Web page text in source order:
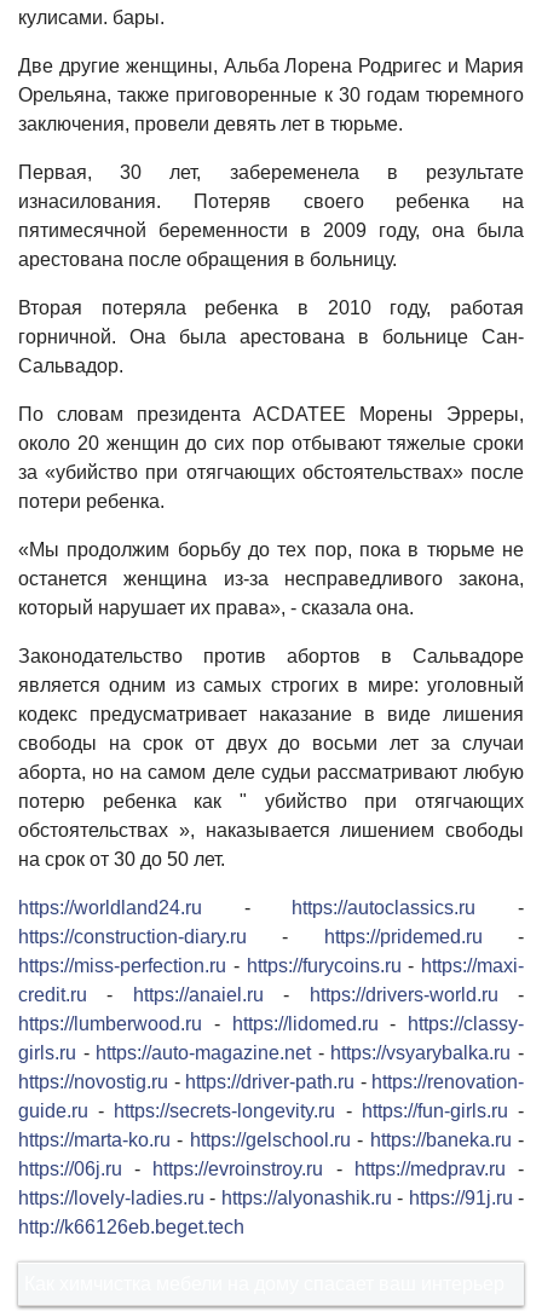
кулисами. бары.
Две другие женщины, Альба Лорена Родригес и Мария
Орельяна, также приговоренные к 30 годам тюремного
заключения, провели девять лет в тюрьме.
Первая, 30 лет, забеременела в результате
изнасилования. Потеряв своего ребенка на
пятимесячной беременности в 2009 году, она была
арестована после обращения в больницу.
Вторая потеряла ребенка в 2010 году, работая
горничной. Она была арестована в больнице Сан-
Сальвадор.
По словам президента ACDATEE Морены Эрреры,
около 20 женщин до сих пор отбывают тяжелые сроки
за «убийство при отягчающих обстоятельствах» после
потери ребенка.
«Мы продолжим борьбу до тех пор, пока в тюрьме не
останется женщина из-за несправедливого закона,
который нарушает их права», - сказала она.
Законодательство против абортов в Сальвадоре
является одним из самых строгих в мире: уголовный
кодекс предусматривает наказание в виде лишения
свободы на срок от двух до восьми лет за случаи
аборта, но на самом деле судьи рассматривают любую
потерю ребенка как " убийство при отягчающих
обстоятельствах », наказывается лишением свободы
на срок от 30 до 50 лет.
https://worldland24.ru - https://autoclassics.ru -
https://construction-diary.ru - https://pridemed.ru -
https://miss-perfection.ru - https://furycoins.ru - https://maxi-
credit.ru - https://anaiel.ru - https://drivers-world.ru -
https://lumberwood.ru - https://lidomed.ru -
https://classy-
girls.ru - https://auto-magazine.net- https://vsyarybalka.ru -
https://novostig.ru - https://driver-path.ru - https://renovation-
guide.ru - https://secrets-longevity.ru - https://fun-girls.ru -
https://marta-ko.ru - https://gelschool.ru - https://baneka.ru -
https://06j.ru - https://evroinstroy.ru - https://medprav.ru -
https://lovely-ladies.ru - https://alyonashik.ru - https://91j.ru -
http://k66126eb.beget.tech